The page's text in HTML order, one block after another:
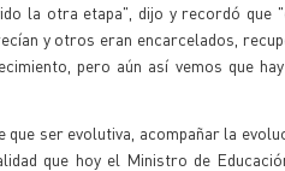
la otra etapa", dijo y recordó que
y otros eran encarcelados,
pero aún así vemos que
ser evolutiva, acompañar la
que hoy el Ministro de